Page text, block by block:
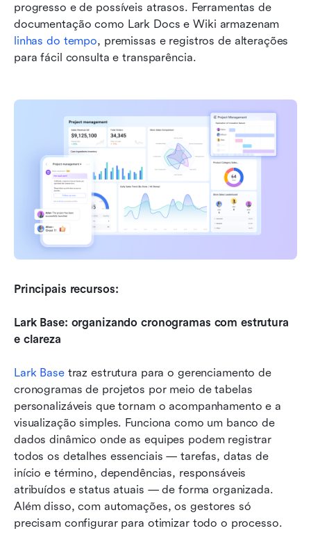
progresso e de possíveis atrasos. Ferramentas de
linhas do tempo, premissas e registros de alterações
para fácil consulta e transparência.
Principais recursos:
Lark Base: organizando cronogramas com estrutura
e clareza
Lark Base traz estrutura para o gerenciamento de
cronogramas de projetos por meio de tabelas
personalizáveis que tornam o acompanhamento e a
visualização simples. Funciona como um banco de
dados dinâmico onde as equipes podem registrar
todos os detalhes essenciais — tarefas, datas de
início e término, dependências, responsáveis
atribuídos e status atuais — de forma organizada.
Além disso, com automações, os gestores só
precisam configurar para otimizar todo o processo.